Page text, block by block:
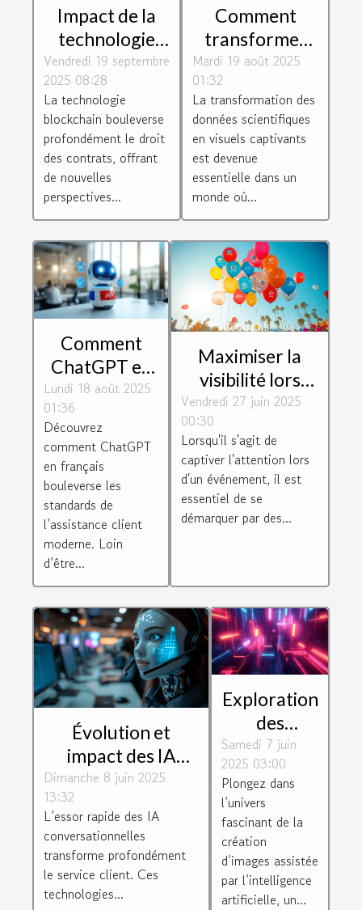
Impact de la
technologie
blockchain sur
le droit des
contrats
Vendredi 19 septembre
2025 08:28
La technologie
blockchain bouleverse
profondément le droit
des contrats, offrant
de nouvelles
perspectives...
Comment
transformer
les données
scientifiques en
visuels
captivants ?
Mardi 19 août 2025
01:32
La transformation des
données scientifiques
en visuels captivants
est devenue
essentielle dans un
monde où...
Comment
ChatGPT en
français
révolutionne-
t-il
l'assistance
client ?
Lundi 18 août 2025
01:36
Découvrez
comment ChatGPT
en français
bouleverse les
standards de
l’assistance client
moderne. Loin
d’être...
Maximiser la
visibilité lors
d'événements
avec des ballons
à hélium
personnalisables
Vendredi 27 juin 2025
00:30
Lorsqu'il s'agit de
captiver l'attention lors
d'un événement, il est
essentiel de se
démarquer par des...
Évolution et
impact des IA
conversationnelles
dans le service
client
Dimanche 8 juin 2025
13:32
L’essor rapide des IA
conversationnelles
transforme profondément
le service client. Ces
technologies...
Exploration
des
tendances
futures en
création
d'images
assistée par
IA
Samedi 7 juin
2025 03:00
Plongez dans
l’univers
fascinant de la
création
d’images assistée
par l’intelligence
artificielle, un...